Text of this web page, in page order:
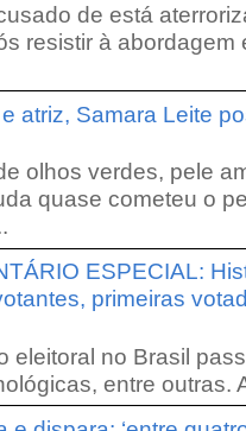
de está
resistir à
atriz, Samara Leite
olhos verdes, pele
quase cometeu o
ESPECIAL:
primeiras
eleitoral no Brasil
entre outras.